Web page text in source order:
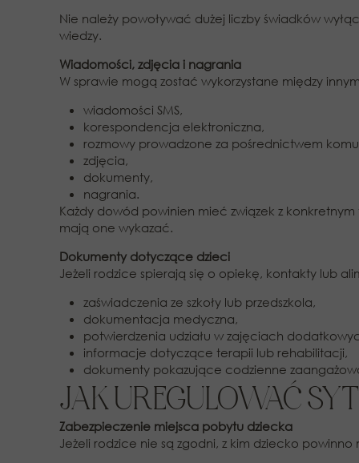
Nie należy powoływać dużej liczby świadków
wiedzy.
Wiadomości, zdjęcia i nagrania
W sprawie mogą zostać wykorzystane między
wiadomości SMS,
korespondencja elektroniczna,
rozmowy prowadzone za pośrednictwem
zdjęcia,
dokumenty,
nagrania.
Każdy dowód powinien mieć związek z
mają one wykazać.
Dokumenty dotyczące dzieci
Jeżeli rodzice spierają się o opiekę, kontakty lub
zaświadczenia ze szkoły lub przedszkola,
dokumentacja medyczna,
potwierdzenia udziału w zajęciach
informacje dotyczące terapii lub rehabilitacji,
dokumenty pokazujące codzienne
JAK UREGULOWAĆ
Zabezpieczenie miejsca pobytu dziecka
Jeżeli rodzice nie są zgodni, z kim dziecko